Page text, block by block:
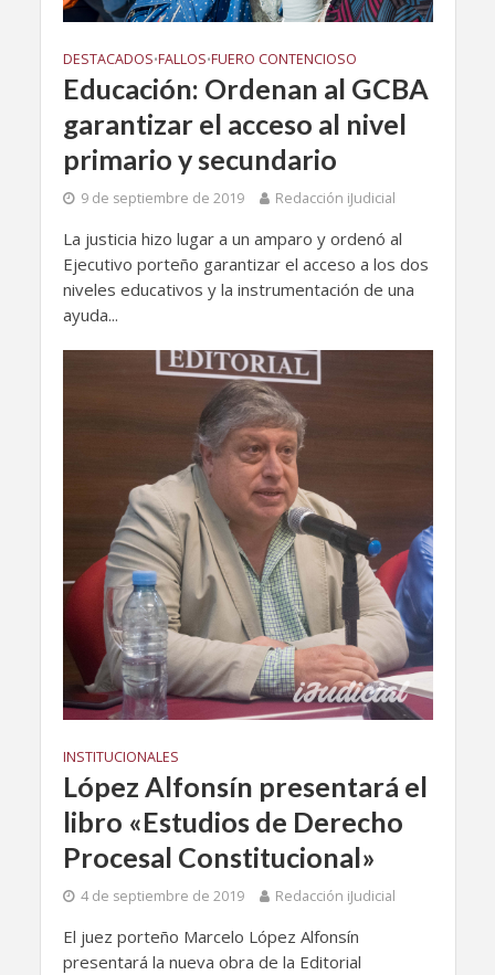
DESTACADOS•FALLOS•FUERO CONTENCIOSO
Educación: Ordenan al GCBA
garantizar el acceso al nivel
primario y secundario
9 de septiembre de 2019 Redacción iJudicial
La justicia hizo lugar a un amparo y ordenó al
Ejecutivo porteño garantizar el acceso a los dos
niveles educativos y la instrumentación de una
ayuda...
INSTITUCIONALES
López Alfonsín presentará el
libro «Estudios de Derecho
Procesal Constitucional»
4 de septiembre de 2019 Redacción iJudicial
El juez porteño Marcelo López Alfonsín
presentará la nueva obra de la Editorial